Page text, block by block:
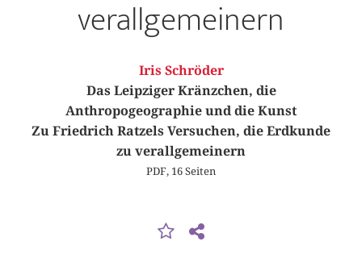
verallgemeinern
Iris Schröder
Das Leipziger Kränzchen, die
Anthropogeographie und die Kunst
Zu Friedrich Ratzels Versuchen, die Erdkunde
zu verallgemeinern
PDF, 16 Seiten